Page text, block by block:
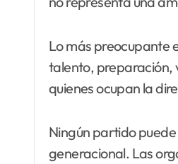
Lo más preocupante
talento, preparación,
quienes ocupan la
Ningún partido
generacional. Las